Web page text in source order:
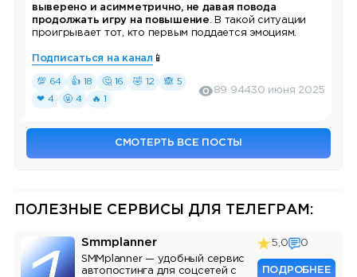
выверено и асимметрично, не давая повода
продолжать игру на повышение . В такой ситуации
проигрывает тот, кто первым поддается эмоциям.
Подписаться на канал 📱
💯 64 👍 18 🤔 16 🤣 12
🙈 5
❤ 4
🤬 4 🔥 1
89 94430 июня 2025
СМОТЕРТЬ ВСЕ ПОСТЫ
ПОЛЕЗНЫЕ СЕРВИСЫ ДЛЯ ТЕЛЕГРАМ:
Smmplanner
SMMplanner — удобный сервис
автопостинга для соцсетей с
5,0 0
ПОДРОБНЕЕ